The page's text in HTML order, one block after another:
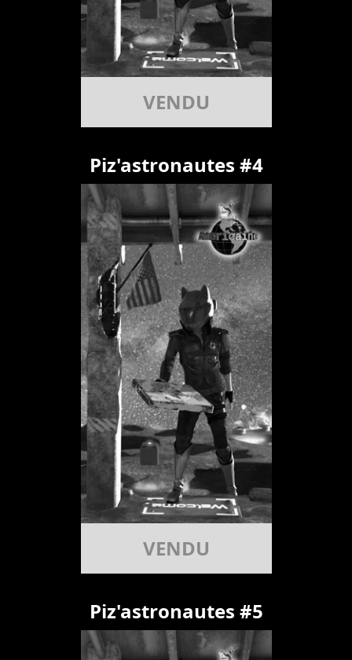
VENDU
Piz'astronautes #4
VENDU
Piz'astronautes #5